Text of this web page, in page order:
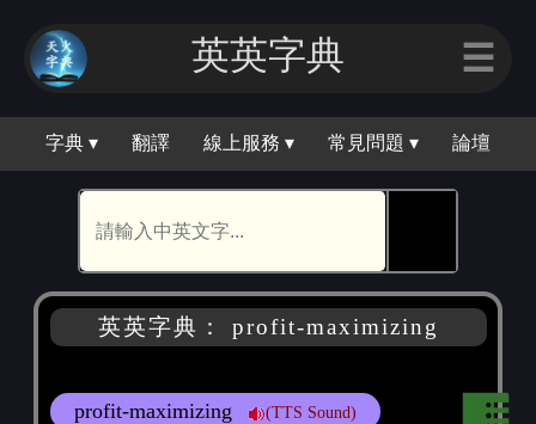
英英字典 ☰
字典 ▾ 翻譯 線上服務 ▾ 常見問題 ▾ 論壇
英英字典： profit-maximizing
profit-maximizing (TTS Sound)